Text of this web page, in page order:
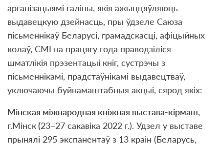
арганізацыямі галіны, якія ажыццяўляюць
выдавецкую дзейнасць, пры ўдзеле Саюза
пісьменнікаў Беларусі, грамадскасці, афіцыйных
колаў, СМІ на працягу года праводзіліся
шматлікія прэзентацыі кніг, сустрэчы з
пісьменнікамі, прадстаўнікамі выдавецтваў,
уключаючы буйнамаштабныя акцыі, сярод якіх:
Мінская міжнародная кніжная выстава-кірмаш,
г.Мінск(23–27 сакавіка 2022 г.). Удзел у выставе
прынялі 295 экспанентаў з 13 краін (Беларусь,